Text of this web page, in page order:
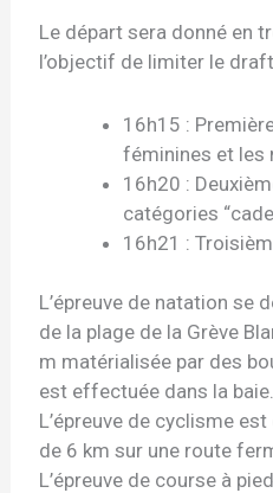
Le départ sera donné en
l’objectif de limiter le
16h15 :
féminines et les
16h20 :
catégories
16h21 :
L’épreuve de natation se
de la plage de la Grève
m matérialisée par des
est effectuée dans la baie.
L’épreuve de cyclisme
de 6 km sur une route
L’épreuve de course à